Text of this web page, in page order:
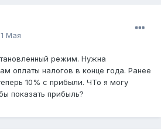
Мая
режим. Нужна
оплаты налогов в конце года. Ранее
10% с прибыли. ЧТо я могу
показать прибыль?